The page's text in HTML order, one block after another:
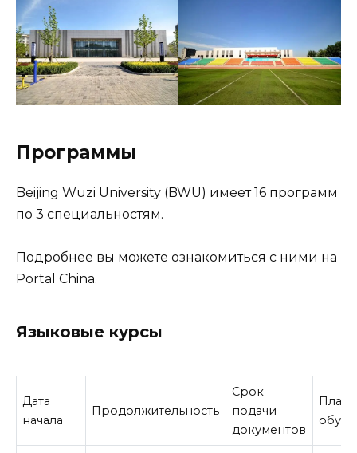
Программы
Beijing Wuzi University (BWU) имеет 16 программ
по 3 специальностям.
Подробнее вы можете ознакомиться с ними на
Portal China.
Языковые курсы
Дата
начала
Продолжительность
Срок
подачи
документов
Плата